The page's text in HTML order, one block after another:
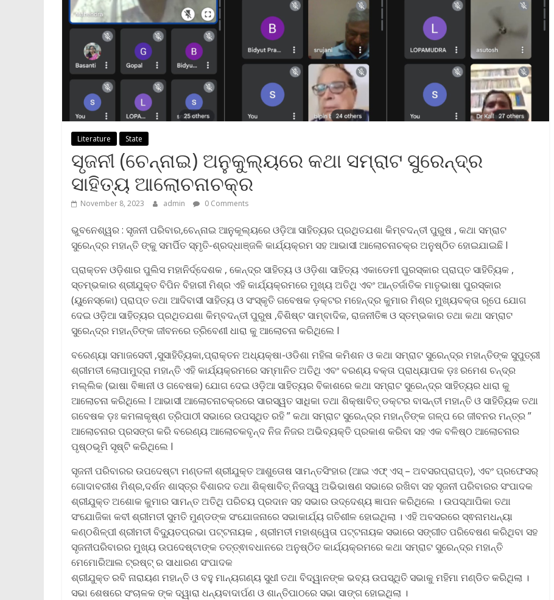
Literature State
ସୃଜନୀ (ଚେନ୍ନାଇ) ଅନୁକୁଲ୍ୟରେ କଥା ସମ୍ରାଟ ସୁରେନ୍ଦ୍ର
ସାହିତ୍ୟ ଆଲୋଚନାଚକ୍ର
November 8, 2023 admin 0 Comments
ଭୁବନେଶ୍ୱର : ସୃଜନୀ ପରିବାର,ଚେନ୍ନାଇ ଆନୁକୂଲ୍ୟରେ ଓଡ଼ିଆ ସାହିତ୍ୟର ପ୍ରଥିତଯଶା କିମ୍ବଦନ୍ତୀ ପୁରୁଷ , କଥା ସମ୍ରାଟ
ସୁରେନ୍ଦ୍ର ମହାନ୍ତି ଙ୍କୁ ସମର୍ପିତ ସ୍ମୃତି-ଶ୍ରଦ୍ଧାଞ୍ଜଳି କାର୍ଯ୍ୟକ୍ରମ ସହ ଆଭାସୀ ଆଲୋଚନାଚକ୍ର ଅନୁଷ୍ଠିତ ହୋଇଯାଇଛି I
ପ୍ରାକ୍ତନ ଓଡ଼ିଶାର ପୁଲିସ ମହାନିର୍ଦ୍ଦେଶକ , କେନ୍ଦ୍ର ସାହିତ୍ୟ ଓ ଓଡ଼ିଶା ସାହିତ୍ୟ ଏକାଡେମୀ ପୁରସ୍କାର ପ୍ରାପ୍ତ ସାହିତ୍ୟିକ ,
ସ୍ତମ୍ଭକାର ଶ୍ରୀଯୁକ୍ତ ବିପିନ ବିହାରୀ ମିଶ୍ର ଏହି କାର୍ଯ୍ୟକ୍ରମରେ ମୁଖ୍ୟ ଅତିଥି ଏବଂ ଆନ୍ତର୍ଜାତିକ ମାତୃଭାଷା ପୁରସ୍କାର
(ୟୁନେସ୍କୋ) ପ୍ରାପ୍ତ ତଥା ଆଦିବାସୀ ସାହିତ୍ୟ ଓ ସଂସ୍କୃତି ଗବେଷକ ଡ଼କ୍ଟର ମହେନ୍ଦ୍ର କୁମାର ମିଶ୍ର ମୁଖ୍ୟବକ୍ତା ରୂପେ ଯୋଗ
ଦେଇ ଓଡ଼ିଆ ସାହିତ୍ୟର ପ୍ରଥିତଯଶା କିମ୍ବଦନ୍ତୀ ପୁରୁଷ ,ବିଶିଷ୍ଟ ସାମ୍ବାଦିକ, ରାଜନୀତିଜ୍ଞ ଓ ସ୍ତମ୍ଭକାର ତଥା କଥା ସମ୍ରାଟ
ସୁରେନ୍ଦ୍ର ମହାନ୍ତିଙ୍କ ଜୀବନରେ ତ୍ରିବେଣୀ ଧାରା କୁ ଆଲୋଚନା କରିଥିଲେ I
ବରେଣ୍ୟା ସମାଜସେବୀ ,ସୁସାହିତ୍ୟିକା,ପ୍ରାକ୍ତନ ଅଧ୍ୟକ୍ଷା-ଓଡିଶା ମହିଳା କମିଶନ ଓ କଥା ସମ୍ରାଟ ସୁରେନ୍ଦ୍ର ମହାନ୍ତିଙ୍କ ସୁପୁତ୍ରୀ
ଶ୍ରୀମତୀ ଲୋପାମୁଦ୍ରା ମହାନ୍ତି ଏହି କାର୍ଯ୍ୟକ୍ରମରେ ସମ୍ମାନିତ ଅତିଥି ଏବଂ ବରଣ୍ୟ ବକ୍ତା ପ୍ରାଧ୍ୟାପକ ଡ଼ଃ ରମେଶ ଚନ୍ଦ୍ର
ମଲ୍ଲିକ (ଭାଷା ବିଜ୍ଞାନୀ ଓ ଗବେଷକ) ଯୋଗ ଦେଇ ଓଡ଼ିଆ ସାହିତ୍ୟର ବିକାଶରେ କଥା ସମ୍ରାଟ ସୁରେନ୍ଦ୍ର ସାହିତ୍ୟର ଧାରା କୁ
ଆଲୋଚନା କରିଥିଲେ I ଆଭାସୀ ଆଲୋଚନାଚକ୍ରରେ ସାରସ୍ୱତ ସାଧିକା ତଥା ଶିକ୍ଷାବିତ୍ ଡକ୍ଟର ବାସନ୍ତୀ ମହାନ୍ତି ଓ ସାହିତ୍ୟିକ ତଥା
ଗବେଷକ ଡ଼ଃ କମଳାକୃଷ୍ଣ ତ୍ରିପାଠୀ ସଭାରେ ଉପସ୍ଥିତ ରହି ” କଥା ସମ୍ରାଟ ସୁରେନ୍ଦ୍ର ମହାନ୍ତିଙ୍କ ଗଳ୍ପ ରେ ଜୀବନର ମନ୍ତ୍ର ”
ଆଲୋଚନାର ପ୍ରସଙ୍ଗ କରି ବରେଣ୍ୟ ଆଲୋଚକବୃନ୍ଦ ନିଜ ନିଜର ଅଭିବ୍ୟକ୍ତି ପ୍ରକାଶ କରିବା ସହ ଏକ ବଳିଷ୍ଠ ଆଲୋଚନାର
ପୃଷ୍ଠଭୂମି ସୃଷ୍ଟି କରିଥିଲେ I
ସୃଜନୀ ପରିବାରର ଉପଦେଷ୍ଟା ମଣ୍ଡଳୀ ଶ୍ରୀଯୁକ୍ତ ଆଶୁତୋଷ ସାମନ୍ତସିଂହାର (ଆଇ ଏଫ୍ ଏସ୍ – ଅବସରପ୍ରାପ୍ତ), ଏବଂ ପ୍ରଫେସର୍
ଗୋଦାବରୀଶ ମିଶ୍ର,ଦର୍ଶନ ଶାସ୍ତ୍ର ବିଶାରଦ ତଥା ଶିକ୍ଷାବିତ୍ ନିଜସ୍ୱ ଅଭିଭାଷଣ ସଭାରେ ରଖିବା ସହ ସୃଜନୀ ପରିବାରର ସଂପାଦକ
ଶ୍ରୀଯୁକ୍ତ ଅଶୋକ କୁମାର ସାମନ୍ତ ଅତିଥି ପରିଚୟ ପ୍ରଦାନ ସହ ସଭାର ଉଦ୍ଦେଶ୍ୟ ଜ୍ଞାପନ କରିଥିଲେ । ଉପସ୍ଥାପିକା ତଥା
ସଂଯୋଜିକା କବୀ ଶ୍ରୀମତୀ ସୁମତି ମୁଣ୍ଡଙ୍କ ସଂଯୋଜନାରେ ସଭାକାର୍ଯ୍ୟ ଗତିଶୀଳ ହୋଇଥିଲା । ଏହି ଅବସରରେ ସ୍ଵନାମଧନ୍ୟା
କଣ୍ଠଶିଳ୍ପୀ ଶ୍ରୀମତୀ ବିଦ୍ୟୁତପ୍ରଭା ପଟ୍ଟନାୟକ , ଶ୍ରୀମତୀ ମହାଶ୍ୱେତା ପଟ୍ଟନାୟକ ସଭାରେ ସଙ୍ଗୀତ ପରିବେଷଣ କରିଥିବା ସହ
ସୃଜନୀପରିବାରର ମୁଖ୍ୟ ଉପଦେଷ୍ଟାଙ୍କ ତତ୍ତ୍ଵାବଧାନରେ ଅନୁଷ୍ଠିତ କାର୍ଯ୍ୟକ୍ରମରେ କଥା ସମ୍ରାଟ ସୁରେନ୍ଦ୍ର ମହାନ୍ତି
ମେମୋରିଆଲ ଟ୍ରଷ୍ଟ୍ ର ସାଧାରଣ ସଂପାଦକ
ଶ୍ରୀଯୁକ୍ତ ରବି ନାରାୟଣ ମହାନ୍ତି ଓ ବହୁ ମାନ୍ୟଗଣ୍ୟ ସୁଧୀ ତଥା ବିଦ୍ୱାନଙ୍କ ଭବ୍ୟ ଉପସ୍ଥିତି ସଭାକୁ ମହିମା ମଣ୍ଡିତ କରିଥିଲା ।
ସଭା ଶେଷରେ ସଂଚାଳକ ଙ୍କ ଦ୍ୱାରା ଧନ୍ୟବାଦାର୍ପଣ ଓ ଶାନ୍ତିପାଠରେ ସଭା ସାଙ୍ଗ ହୋଇଥିଲା ।